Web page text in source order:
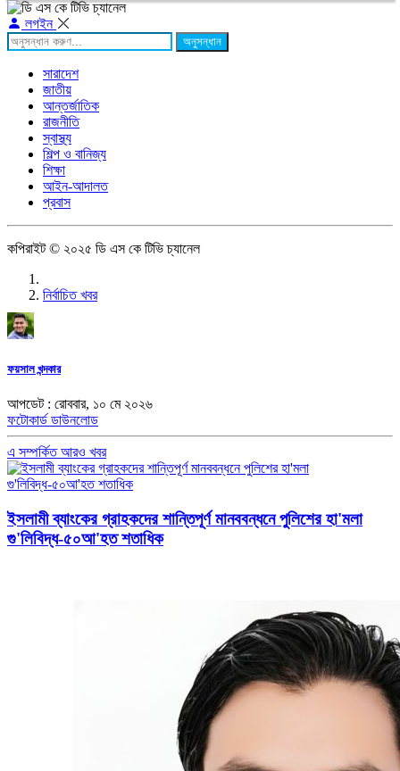
লগইন
অনুসন্ধান
সারাদেশ
জাতীয়
আন্তর্জাতিক
রাজনীতি
স্বাস্থ্য
শিল্প ও বানিজ্য
শিক্ষা
আইন-আদালত
প্রবাস
কপিরাইট © ২০২৫ ডি এস কে টিভি চ্যানেল
নির্বাচিত খবর
ফয়সাল খন্দকার
আপডেট : রোববার, ১০ মে ২০২৬
ফটোকার্ড ডাউনলোড
এ সম্পর্কিত আরও খবর
ইসলামী ব্যাংকের গ্রাহকদের শান্তিপূর্ণ মানববন্ধনে পুলিশের হা'মলা
গু'লিবিদ্ধ-৫০আ'হত শতাধিক